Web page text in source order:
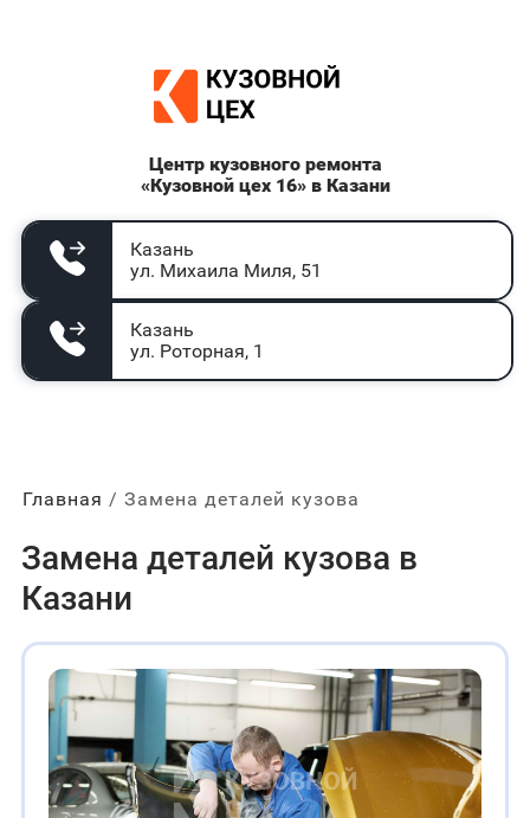
Центр кузовного ремонта
«Кузовной цех 16» в Казани
Казань
ул. Михаила Миля, 51
Казань
ул. Роторная, 1
Главная Замена деталей кузова
Замена деталей кузова в
Казани